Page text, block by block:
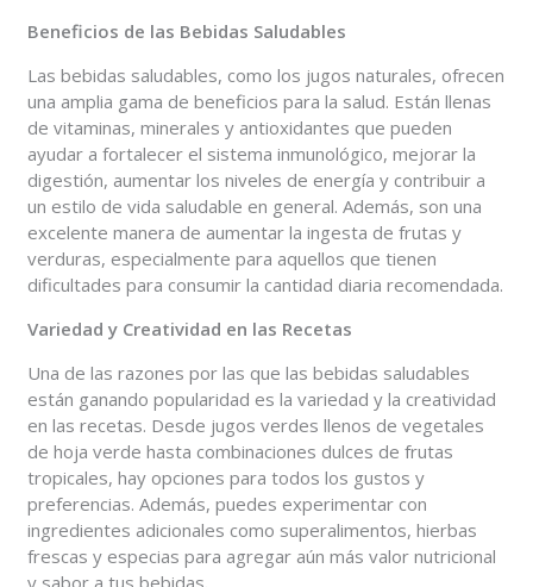
Beneficios de las Bebidas Saludables
Las bebidas saludables, como los jugos naturales, ofrecen
una amplia gama de beneficios para la salud. Están llenas
de vitaminas, minerales y antioxidantes que pueden
ayudar a fortalecer el sistema inmunológico, mejorar la
digestión, aumentar los niveles de energía y contribuir a
un estilo de vida saludable en general. Además, son una
excelente manera de aumentar la ingesta de frutas y
verduras, especialmente para aquellos que tienen
dificultades para consumir la cantidad diaria recomendada.
Variedad y Creatividad en las Recetas
Una de las razones por las que las bebidas saludables
están ganando popularidad es la variedad y la creatividad
en las recetas. Desde jugos verdes llenos de vegetales
de hoja verde hasta combinaciones dulces de frutas
tropicales, hay opciones para todos los gustos y
preferencias. Además, puedes experimentar con
ingredientes adicionales como superalimentos, hierbas
frescas y especias para agregar aún más valor nutricional
y sabor a tus bebidas.